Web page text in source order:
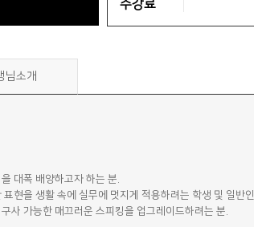
수강료
님소개
대폭 배양하고자 하는 분.
현을 생활 속에 실무에 멋지게 적용하려는 학생 및 일반인.
사 가능한 매끄러운 스피킹을 업그레이드하려는 분.